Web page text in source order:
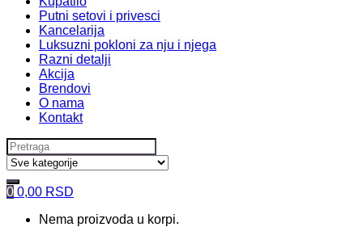
Putni setovi i privesci
Kancelarija
Luksuzni pokloni za nju i njega
Razni detalji
Akcija
Brendovi
O nama
Kontakt
Search
for:
0 0,00 RSD
Nema proizvoda u korpi.